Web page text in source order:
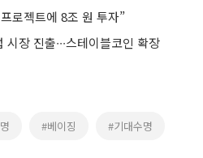
로젝트에 8조 원 투자”
장 진출∙∙∙스테이블코인 확장
#베이징 #기대수명